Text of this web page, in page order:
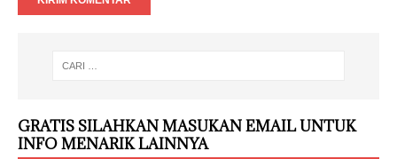
GRATIS SILAHKAN MASUKAN EMAIL UNTUK
INFO MENARIK LAINNYA